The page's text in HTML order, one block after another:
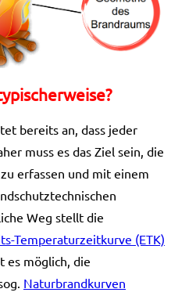
bereits an, dass jeder
muss es das Ziel sein, die
erfassen und mit einem
Weg stellt die
Temperaturzeitkurve (ETK)
es möglich, die
Naturbrandkurven